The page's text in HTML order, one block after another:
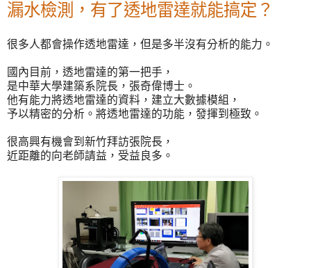
漏水檢測，有了透地雷達就能搞定？
很多人都會操作透地雷達，但是多半沒有分析的能力。
國內目前，透地雷達的第一把手，
是中華大學建築系院長，張奇偉博士。
他有能力將透地雷達的資料，建立大數據模組，
予以精密的分析。將透地雷達的功能，發揮到極致。
很高興有機會到新竹拜訪張院長，
近距離的向老師請益，受益良多。